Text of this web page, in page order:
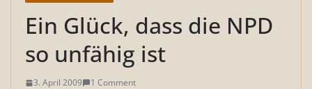
Ein Glück, dass die NPD
so unfähig ist
3. April 2009 1 Comment